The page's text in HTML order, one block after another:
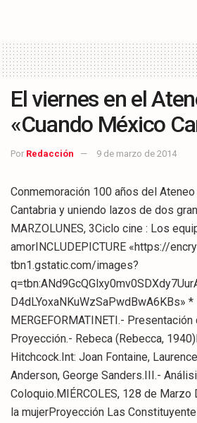
El viernes en el
«Cuando México
Por Redacción 9 de marzo de 2014
Conmemoración 100 años del
Cantabria y uniendo lazos de dos
MARZOLUNES, 3Ciclo cine : Los
amorINCLUDEPICTURE «https://
tbn1.gstatic.com/images?
D4dLYoxaNKuWzSaPwdBwA6KBs» *
MERGEFORMATINETI.-
Proyección.- Rebeca (Rebecca,
Hitchcock.Int: Joan Fontaine,
Anderson, George Sanders.III.-
Coloquio.MIÉRCOLES, 128 de
la mujerProyección Las